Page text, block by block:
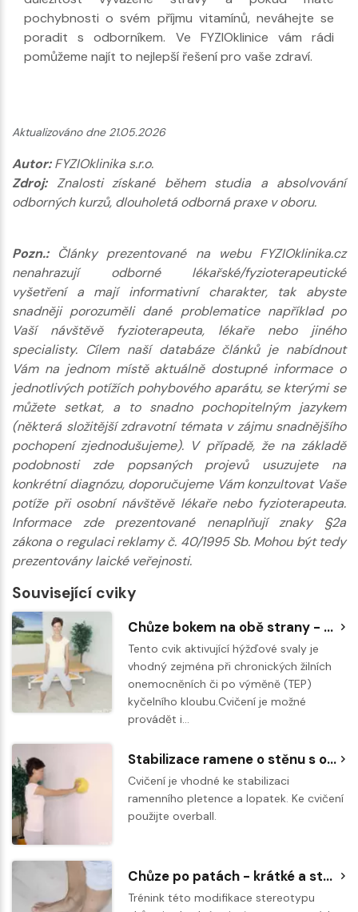
pochybnosti o svém příjmu vitamínů, neváhejte se
poradit s odborníkem. Ve FYZIOklinice vám rádi
pomůžeme najít to nejlepší řešení pro vaše zdraví.
Aktualizováno dne 21.05.2026
Autor:FYZIOklinika s.r.o.
Zdroj: Znalosti získané během studia a absolvování
odborných kurzů, dlouholetá odborná praxe v oboru.
Pozn.:Články prezentované na webu FYZIOklinika.cz
nenahrazují odborné lékařské/fyzioterapeutické
vyšetření a mají informativní charakter, tak abyste
snadněji porozuměli dané problematice například po
Vaší návštěvě fyzioterapeuta, lékaře nebo jiného
specialisty. Cílem naší databáze článků je nabídnout
Vám na jednom místě aktuálně dostupné informace o
jednotlivých potížích pohybového aparátu, se kterými se
můžete setkat, a to snadno pochopitelným jazykem
(některá složitější zdravotní témata v zájmu snadnějšího
pochopení zjednodušujeme). V případě, že na základě
podobnosti zde popsaných projevů usuzujete na
konkrétní diagnózu, doporučujeme Vám konzultovat Vaše
potíže při osobní návštěvě lékaře nebo fyzioterapeuta.
Informace zde prezentované nenaplňují znaky §2a
zákona o regulaci reklamy č. 40/1995 Sb. Mohou být tedy
prezentovány laické veřejnosti.
Související cviky
Chůze bokem na obě strany - představa překroku nízké překážky
Tento cvik aktivující hýžďové svaly je
vhodný zejména při chronických žilních
onemocněních či po výměně (TEP)
kyčelního kloubu.Cvičení je možné
provádět i…
Stabilizace ramene o stěnu s overballem
Cvičení je vhodné ke stabilizaci
ramenního pletence a lopatek. Ke cvičení
použijte overball.
Chůze po patách - krátké a stabilní kroky
Trénink této modifikace stereotypu